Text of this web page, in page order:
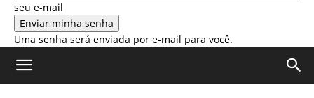
seu e-mail
Uma senha será enviada por e-mail para você.